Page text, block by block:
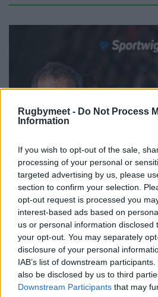
Rugbymeet - Do Not Process
Information
If you wish to opt-out of the sale,
processing of your personal or
targeted advertising by us, please
section to confirm your selection.
opt-out request is processed you
interest-based ads based on
us or personal information disclosed
your opt-out. You may separately
disclosure of your personal
IAB’s list of downstream
also be disclosed by us to third
Downstream Participants that may